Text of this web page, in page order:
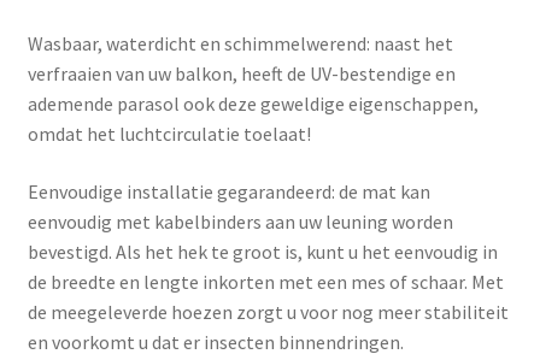
Wasbaar, waterdicht en schimmelwerend: naast het
verfraaien van uw balkon, heeft de UV-bestendige en
ademende parasol ook deze geweldige eigenschappen,
omdat het luchtcirculatie toelaat!
Eenvoudige installatie gegarandeerd: de mat kan
eenvoudig met kabelbinders aan uw leuning worden
bevestigd. Als het hek te groot is, kunt u het eenvoudig in
de breedte en lengte inkorten met een mes of schaar. Met
de meegeleverde hoezen zorgt u voor nog meer stabiliteit
en voorkomt u dat er insecten binnendringen.